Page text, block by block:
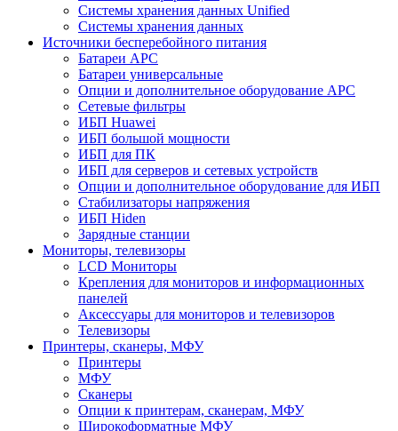
Системы хранения данных Unified
Системы хранения данных
Источники бесперебойного питания
Батареи APC
Батареи универсальные
Опции и дополнительное оборудование АРС
Сетевые фильтры
ИБП Huawei
ИБП большой мощности
ИБП для ПК
ИБП для серверов и сетевых устройств
Опции и дополнительное оборудование для ИБП
Стабилизаторы напряжения
ИБП Hiden
Зарядные станции
Мониторы, телевизоры
LCD Мониторы
Крепления для мониторов и информационных
панелей
Аксессуары для мониторов и телевизоров
Телевизоры
Принтеры, сканеры, МФУ
Принтеры
МФУ
Сканеры
Опции к принтерам, сканерам, МФУ
Широкоформатные МФУ